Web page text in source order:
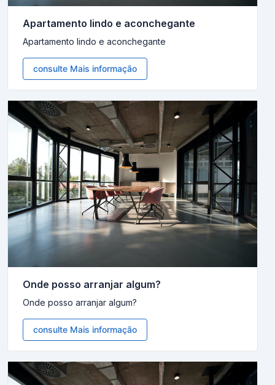
Apartamento lindo e aconchegante
Apartamento lindo e aconchegante
consulte Mais informação
Onde posso arranjar algum?
Onde posso arranjar algum?
consulte Mais informação